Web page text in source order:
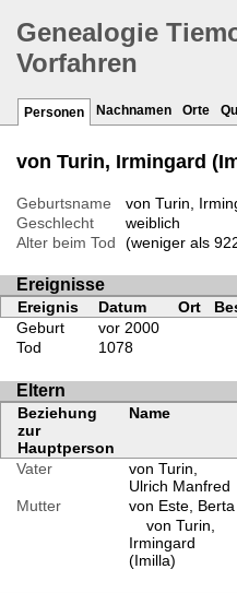
Genealogie
Vorfahren
Personen Nachnamen Orte
von Turin, Irmingard
Geburtsname
von Turin,
Geschlecht
weiblich
Alter beim Tod
(weniger als
Ereignisse
Ereignis Datum Ort
Geburt
vor 2000
Tod
1078
Eltern
Beziehung
zur
Hauptperson
Name
Vater
von Turin,
Ulrich Manfred
Mutter
von Este, Berta
von Turin,
Irmingard
(Imilla)